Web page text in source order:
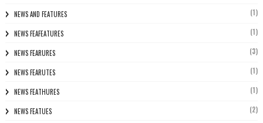
NEWS AND FEATURES (1)
NEWS FEAFEATURES (1)
NEWS FEARURES (3)
NEWS FEARUTES (1)
NEWS FEATHURES (1)
NEWS FEATUES (2)